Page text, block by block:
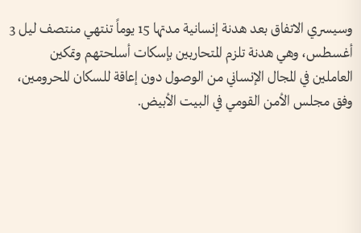
وسيسري الاتفاق بعد هدنة إنسانية مدتها 15 يوماً تنتهي منتصف ليل 3
أغسطس، وهي هدنة تلزم المتحاربين بإسكات أسلحتهم وتمكين
العاملين في المجال الإنساني من الوصول دون إعاقة للسكان المحرومين،
وفق مجلس الأمن القومي في البيت الأبيض.